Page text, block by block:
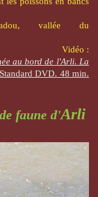
vallée du
Vidéo :
au bord de l'Arli. La
DVD. 48 min.
faune d'Arli